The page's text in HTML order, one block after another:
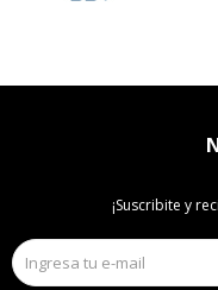
¡Suscribite y